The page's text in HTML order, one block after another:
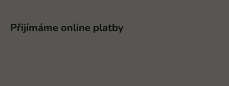
Přijímáme online platby